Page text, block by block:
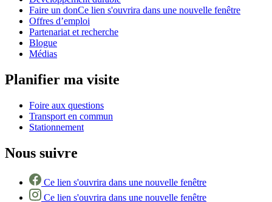
Faire un donCe lien s'ouvrira dans une nouvelle fenêtre
Offres d’emploi
Partenariat et recherche
Blogue
Médias
Planifier ma visite
Foire aux questions
Transport en commun
Stationnement
Nous suivre
Ce lien s'ouvrira dans une nouvelle fenêtre
Ce lien s'ouvrira dans une nouvelle fenêtre